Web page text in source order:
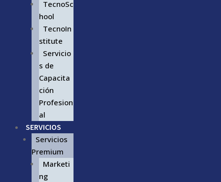
TecnoSc
hool
TecnoIn
stitute
Servicio
s de
Capacita
ción
Profesion
al
SERVICIOS
Servicios
Premium
Marketi
ng